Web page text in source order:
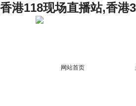
香港118现场直播站,香港
网站首页